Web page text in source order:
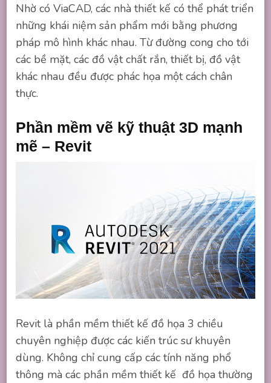
Nhờ có ViaCAD, các nhà thiết kế có thể phát triển
những khái niệm sản phẩm mới bằng phương
pháp mô hình khác nhau. Từ đường cong cho tới
các bề mặt, các đồ vật chất rắn, thiết bị, đồ vật
khác nhau đều được phác họa một cách chân
thực.
Phần mềm vẽ kỹ thuật 3D mạnh
mẽ – Revit
Revit là phần mềm thiết kế đồ họa 3 chiều
chuyên nghiệp được các kiến trúc sư khuyên
dùng. Không chỉ cung cấp các tính năng phổ
thông mà các phần mềm thiết kế đồ họa thường